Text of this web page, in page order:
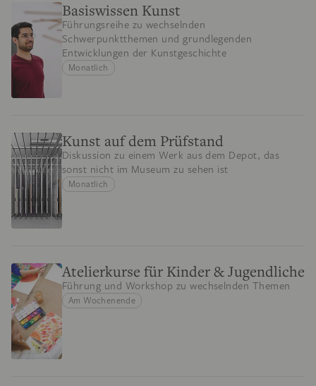
Basiswissen Kunst
Führungsreihe zu wechselnden
Schwerpunktthemen und grundlegenden
Entwicklungen der Kunstgeschichte
Monatlich
Kunst auf dem Prüfstand
Diskussion zu einem Werk aus dem Depot, das
sonst nicht im Museum zu sehen ist
Monatlich
Atelierkurse für Kinder & Jugendliche
Führung und Workshop zu wechselnden Themen
Am Wochenende